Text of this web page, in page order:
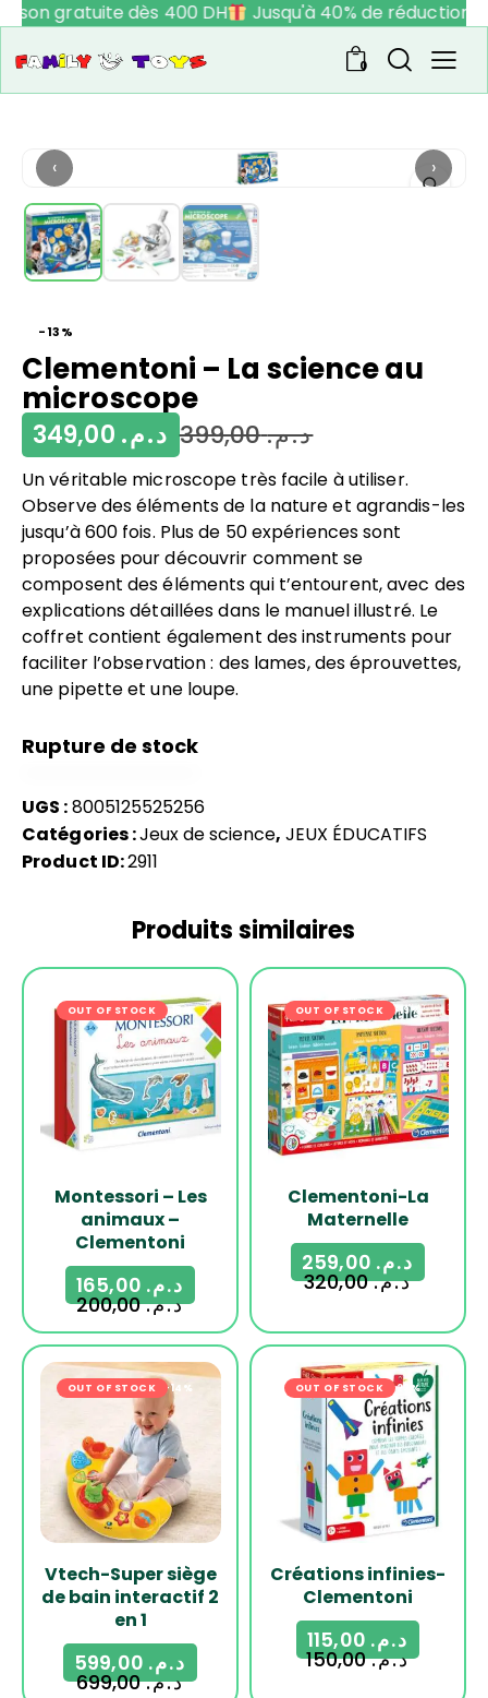
gratuite dès 400 DH Jusqu'à 40% de réduction
0
‹ ›
-13%
Clementoni – La science au
microscope
د.م.399,00 د.م.
Un véritable microscope très facile à utiliser.
Observe des éléments de la nature et agrandis-les
jusqu’à 600 fois. Plus de 50 expériences sont
proposées pour découvrir comment se
composent des éléments qui t’entourent, avec des
explications détaillées dans le manuel illustré. Le
coffret contient également des instruments pour
faciliter l’observation : des lames, des éprouvettes,
une pipette et une loupe.
Rupture de stock
UGS :8005125525256
Catégories :Jeux de science, JEUX ÉDUCATIFS
Product ID:2911
Produits similaires
OUT OF STOCK -18%
Montessori – Les
animaux –
Clementoni
د.م.200,00
د.م.
OUT OF STOCK -19%
Clementoni-La
Maternelle
د.م.320,00
د.م.
OUT OF STOCK -14%
Vtech-Super siège
de bain interactif 2
en 1
د.م.699,00
د.م.
OUT OF STOCK -23%
Créations infinies-
Clementoni
د.م.150,00
د.م.